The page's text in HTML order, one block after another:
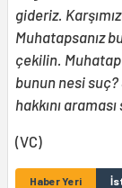
gideriz.
Muhatapsanız
çekilin.
bunun nesi
hakkını
(VC)
Haber Yeri